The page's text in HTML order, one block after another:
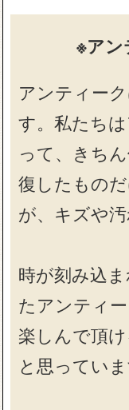
※アン
アンティー
す。私たち
って、きち
復したもの
が、キズや
時が刻み込
たアンティ
楽しんで頂
と思っていま